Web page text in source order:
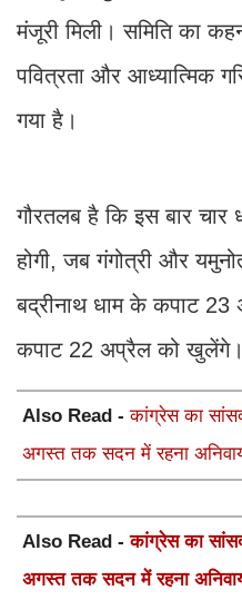
मंजूरी मिली। समिति का
पवित्रता और आध्यात्मिक
गया है।
गौरतलब है कि इस बार
होगी, जब गंगोत्री और
बद्रीनाथ धाम के कपाट
कपाट 22 अप्रैल को खुलेंगे।
Also Read -कांग्रेस का
अगस्त तक सदन में रहना
Also Read -कांग्रेस का
अगस्त तक सदन में रहना